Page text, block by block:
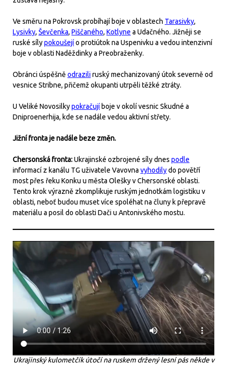
Ve směru na Pokrovsk probíhají boje v oblastech Tarasivky,
Lysivky, Ševčenka, Piščaného, Kotlyne a Udačného. Jižněji se
ruské sílypokoušejío protiútok na Uspenivku a vedou intenzivní
boje v oblasti Naděždinky a Preobraženky.
Obránci úspěšně odraziliruský mechanizovaný útok severně od
vesnice Stribne, přičemž okupanti utrpěli těžké ztráty.
U Veliké Novosilkypokračují boje v okolí vesnic Skudné a
Dniproenerhija, kde se nadále vedou aktivní střety.
Jižní fronta je nadále beze změn.
Chersonská fronta:Ukrajinské ozbrojené síly dnes podle
informací z kanálu TG uživatele Vavovna vyhodilydo povětří
most přes řeku Konku u města Olešky v Chersonské oblasti.
Tento krok výrazně zkomplikuje ruským jednotkám logistiku v
oblasti, neboť budou muset více spoléhat na čluny k přepravě
materiálu a posil do oblasti Dači u Antonivského mostu.
Ukrajinský kulometčík útočí na ruskem držený lesní pás někde v